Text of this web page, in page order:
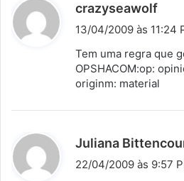
crazyseawolf
i
s
e
13/04/2009 às 11:24
Tem uma regra que
OPSHACOM:op:
originm: material
Juliana
22/04/2009 às 9:57